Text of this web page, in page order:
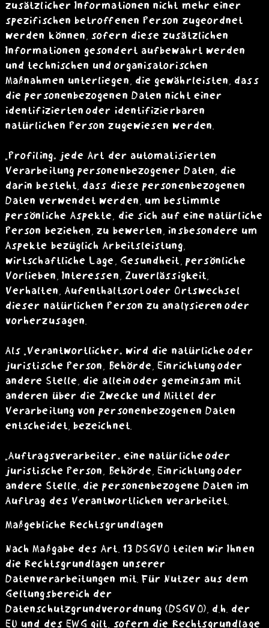
zusätzlicher Informationen nicht mehr einer
spezifischen betroffenen Person zugeordnet
werden können, sofern diese zusätzlichen
Informationen gesondert aufbewahrt werden
und technischen und organisatorischen
Maßnahmen unterliegen, die gewährleisten, dass
die personenbezogenen Daten nicht einer
identifizierten oder identifizierbaren
natürlichen Person zugewiesen werden.
„Profiling“ jede Art der automatisierten
Verarbeitung personenbezogener Daten, die
darin besteht, dass diese personenbezogenen
Daten verwendet werden, um bestimmte
persönliche Aspekte, die sich auf eine natürliche
Person beziehen, zu bewerten, insbesondere um
Aspekte bezüglich Arbeitsleistung,
wirtschaftliche Lage, Gesundheit, persönliche
Vorlieben, Interessen, Zuverlässigkeit,
Verhalten, Aufenthaltsort oder Ortswechsel
dieser natürlichen Person zu analysieren oder
vorherzusagen.
Als „Verantwortlicher“ wird die natürliche oder
juristische Person, Behörde, Einrichtung oder
andere Stelle, die allein oder gemeinsam mit
anderen über die Zwecke und Mittel der
Verarbeitung von personenbezogenen Daten
entscheidet, bezeichnet.
„Auftragsverarbeiter“ eine natürliche oder
juristische Person, Behörde, Einrichtung oder
andere Stelle, die personenbezogene Daten im
Auftrag des Verantwortlichen verarbeitet.
Maßgebliche Rechtsgrundlagen
Nach Maßgabe des Art. 13 DSGVO teilen wir Ihnen
die Rechtsgrundlagen unserer
Datenverarbeitungen mit. Für Nutzer aus dem
Geltungsbereich der
Datenschutzgrundverordnung (DSGVO), d.h. der
EU und des EWG gilt, sofern die Rechtsgrundlage